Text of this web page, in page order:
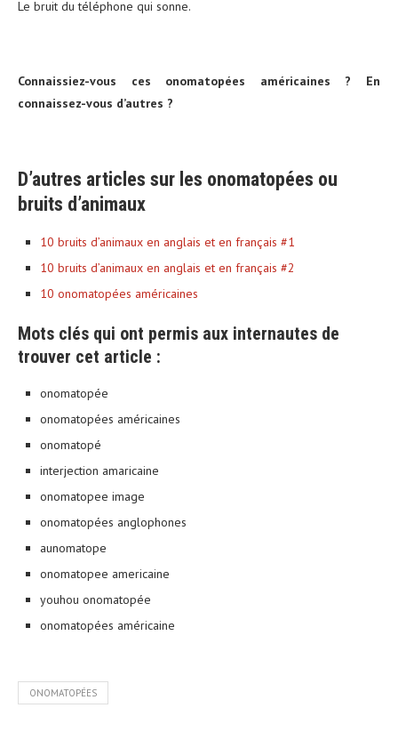
Le bruit du téléphone qui sonne.
Connaissiez-vous ces onomatopées américaines ? En
connaissez-vous d’autres ?
D’autres articles sur les onomatopées ou
bruits d’animaux
10 bruits d’animaux en anglais et en français #1
10 bruits d’animaux en anglais et en français #2
10 onomatopées américaines
Mots clés qui ont permis aux internautes de
trouver cet article :
onomatopée
onomatopées américaines
onomatopé
interjection amaricaine
onomatopee image
onomatopées anglophones
aunomatope
onomatopee americaine
youhou onomatopée
onomatopées américaine
ONOMATOPÉES